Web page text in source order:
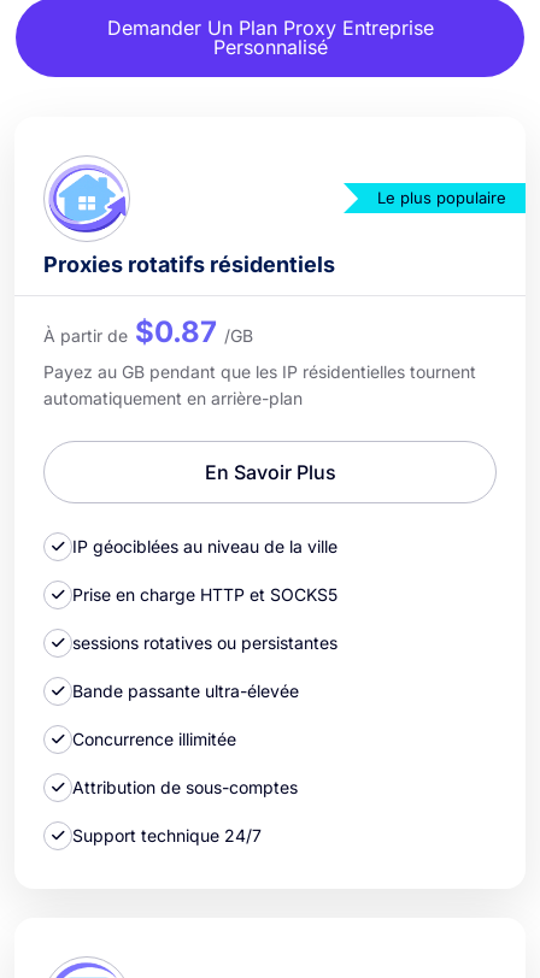
Demander Un Plan Proxy Entreprise
Personnalisé
Le plus populaire
Proxies rotatifs résidentiels
À partir de $0.87 /GB
Payez au GB pendant que les IP résidentielles tournent
automatiquement en arrière-plan
En Savoir Plus
IP géociblées au niveau de la ville
Prise en charge HTTP et SOCKS5
sessions rotatives ou persistantes
Bande passante ultra-élevée
Concurrence illimitée
Attribution de sous-comptes
Support technique 24/7